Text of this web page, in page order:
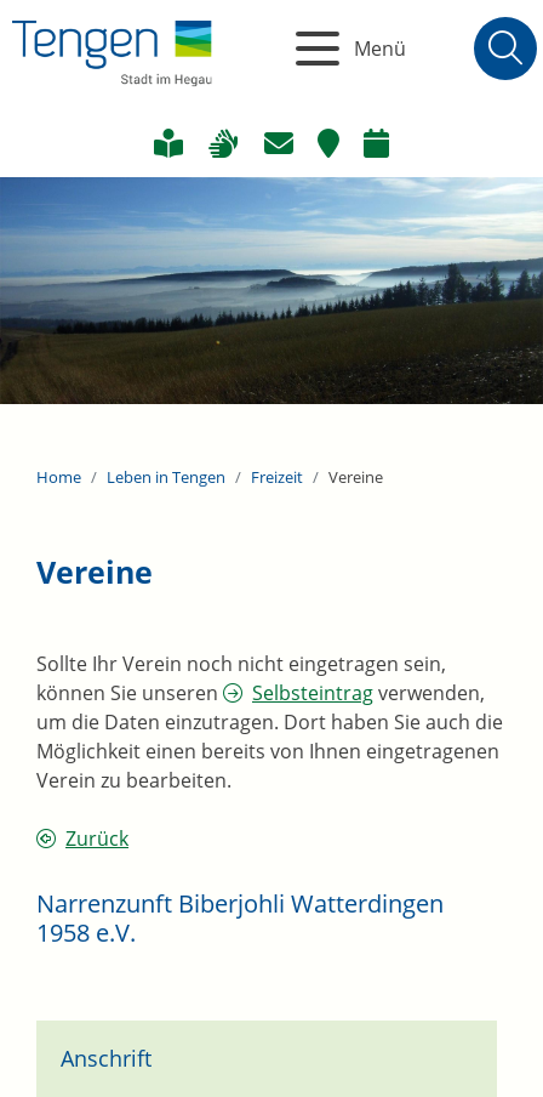
Menü
Home Leben in Tengen Freizeit Vereine
Vereine
Sollte Ihr Verein noch nicht eingetragen sein,
können Sie unseren
Selbsteintragverwenden,
um die Daten einzutragen. Dort haben Sie auch die
Möglichkeit einen bereits von Ihnen eingetragenen
Verein zu bearbeiten.
Zurück
Narrenzunft Biberjohli Watterdingen
1958 e.V.
Anschrift